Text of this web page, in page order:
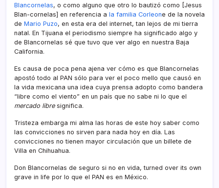
Blancornelas, o como alguno que otro lo bautizó como [Jesus
Blan-cornelas] en referencia a la familia Corleone de la novela
de Mario Puzo, en esta era del internet, tan lejos de mi tierra
natal. En Tijuana el periodismo siempre ha significado algo y
de Blancornelas sé que tuvo que ver algo en nuestra Baja
California.
Es causa de poca pena ajena ver cómo es que Blancornelas
apostó todo al PAN sólo para ver el poco mello que causó en
la vida mexicana una idea cuya prensa adopto como bandera
“libre como el viento” en un paí­s que no sabe ni lo que el
mercado libresignifica.
Tristeza embarga mi alma las horas de este hoy saber como
las convicciones no sirven para nada hoy en dí­a. Las
convicciones no tienen mayor circulación que un billete de
Villa en Chihuahua.
Don Blancornelas de seguro si no en vida, turned over its own
grave in life por lo que el PAN es en México.